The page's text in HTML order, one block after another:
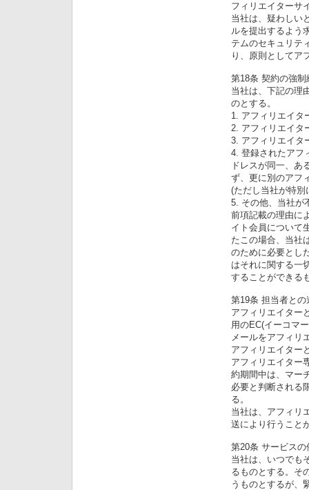
フィリエイターサ
当社は、疑わしい
ルを提出するよう
テムのセキュリテ
り、原則としてア
第18条 契約の強
当社は、下記の理
のとする。
1. アフィリエイタ
2. アフィリエイタ
3. アフィリエイタ
4. 登録されたアフ
ドレスが同一、あ
ず、更に別のアフ
(ただし当社が特別
5. その他、当社が
前項記載の理由に
イト会員について
たこの場合、当社
のために必要とし
はそれに関する一
することができる
第19条 担当者との
アフィリエイター
用のEC(イーコマ
メールをアフィリ
アフィリエイター
アフィリエイター
約期間中は、マー
必要と判断される
る。
当社は、アフィリ
送により行うこと
第20条 サービス
当社は、いつでも
るものとする。そ
うものとするが、